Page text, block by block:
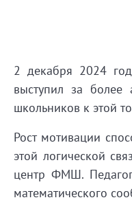
2 декабря 2024
выступил за более
школьников к этой
Рост мотивации
этой логической
центр ФМШ.
математического